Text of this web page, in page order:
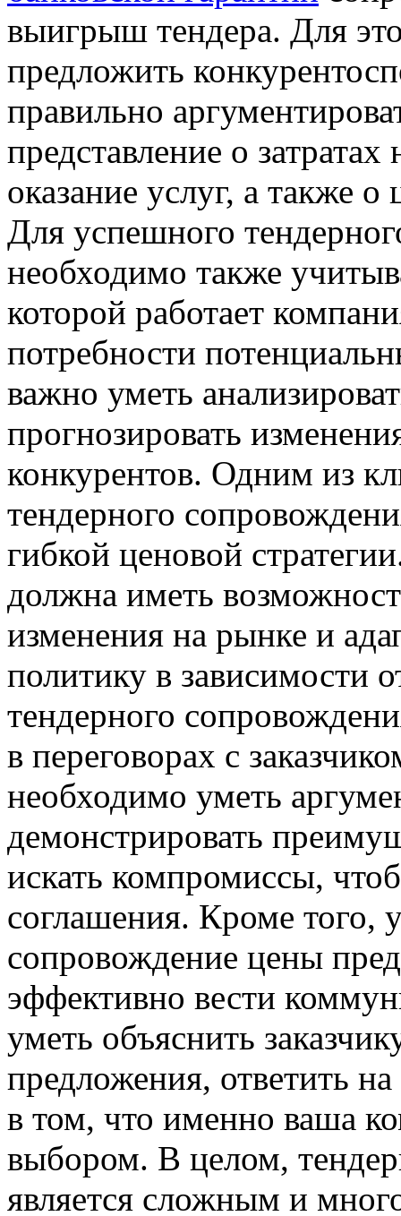
выигрыш тендера. Для
предложить
правильно
представление о
оказание услуг, а также
Для успешного
необходимо также
которой работает
потребности
важно уметь
прогнозировать
конкурентов. Одним из
тендерного
гибкой ценовой
должна иметь
изменения на рынке и
политику в зависимости
тендерного
в переговорах с
необходимо уметь
демонстрировать
искать компромиссы,
соглашения. Кроме того,
сопровождение цены
эффективно вести
уметь объяснить
предложения, ответить
в том, что именно ваша
выбором. В целом,
является сложным и